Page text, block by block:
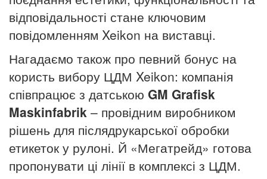
відповідальності стане ключовим
повідомленням Xeikon на виставці.
Нагадаємо також про певний бонус на
користь вибору ЦДМ Xeikon: компанія
співпрацює з датською GM Grafisk
Maskinfabrik – провідним виробником
рішень для післядрукарської обробки
етикеток у рулоні. Й «Мегатрейд» готова
пропонувати ці лінії в комплексі з ЦДМ.